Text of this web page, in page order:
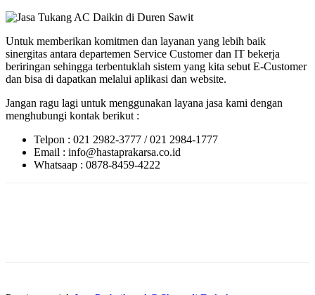
Untuk memberikan komitmen dan layanan yang lebih baik
sinergitas antara departemen Service Customer dan IT bekerja
beriringan sehingga terbentuklah sistem yang kita sebut E-Customer
dan bisa di dapatkan melalui aplikasi dan website.
Jangan ragu lagi untuk menggunakan layana jasa kami dengan
menghubungi kontak berikut :
Telpon : 021 2982-3777 / 021 2984-1777
Email : info@hastaprakarsa.co.id
Whatsaap : 0878-8459-4222